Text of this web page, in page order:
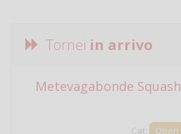
Tornei in arrivo
Metevagabonde
Cat: Open